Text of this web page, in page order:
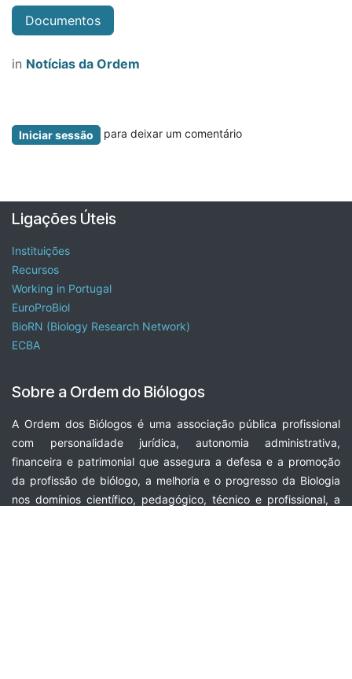
Documentos
in Notícias da Ordem
Iniciar sessão para deixar um comentário
Ligações Úteis
Instituições
Recursos
Working in Portugal
EuroProBiol
BioRN (Biology Research Network)
ECBA
Sobre a Ordem do Biólogos
A Ordem dos Biólogos é uma associação pública profissional
com personalidade jurídica, autonomia administrativa,
financeira e patrimonial que assegura a defesa e a promoção
da profissão de biólogo, a melhoria e o progresso da Biologia
nos domínios científico, pedagógico, técnico e profissional, a